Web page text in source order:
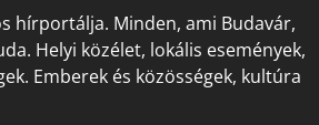
hírportálja. Minden, ami Budavár,
Helyi közélet, lokális események,
Emberek és közösségek, kultúra